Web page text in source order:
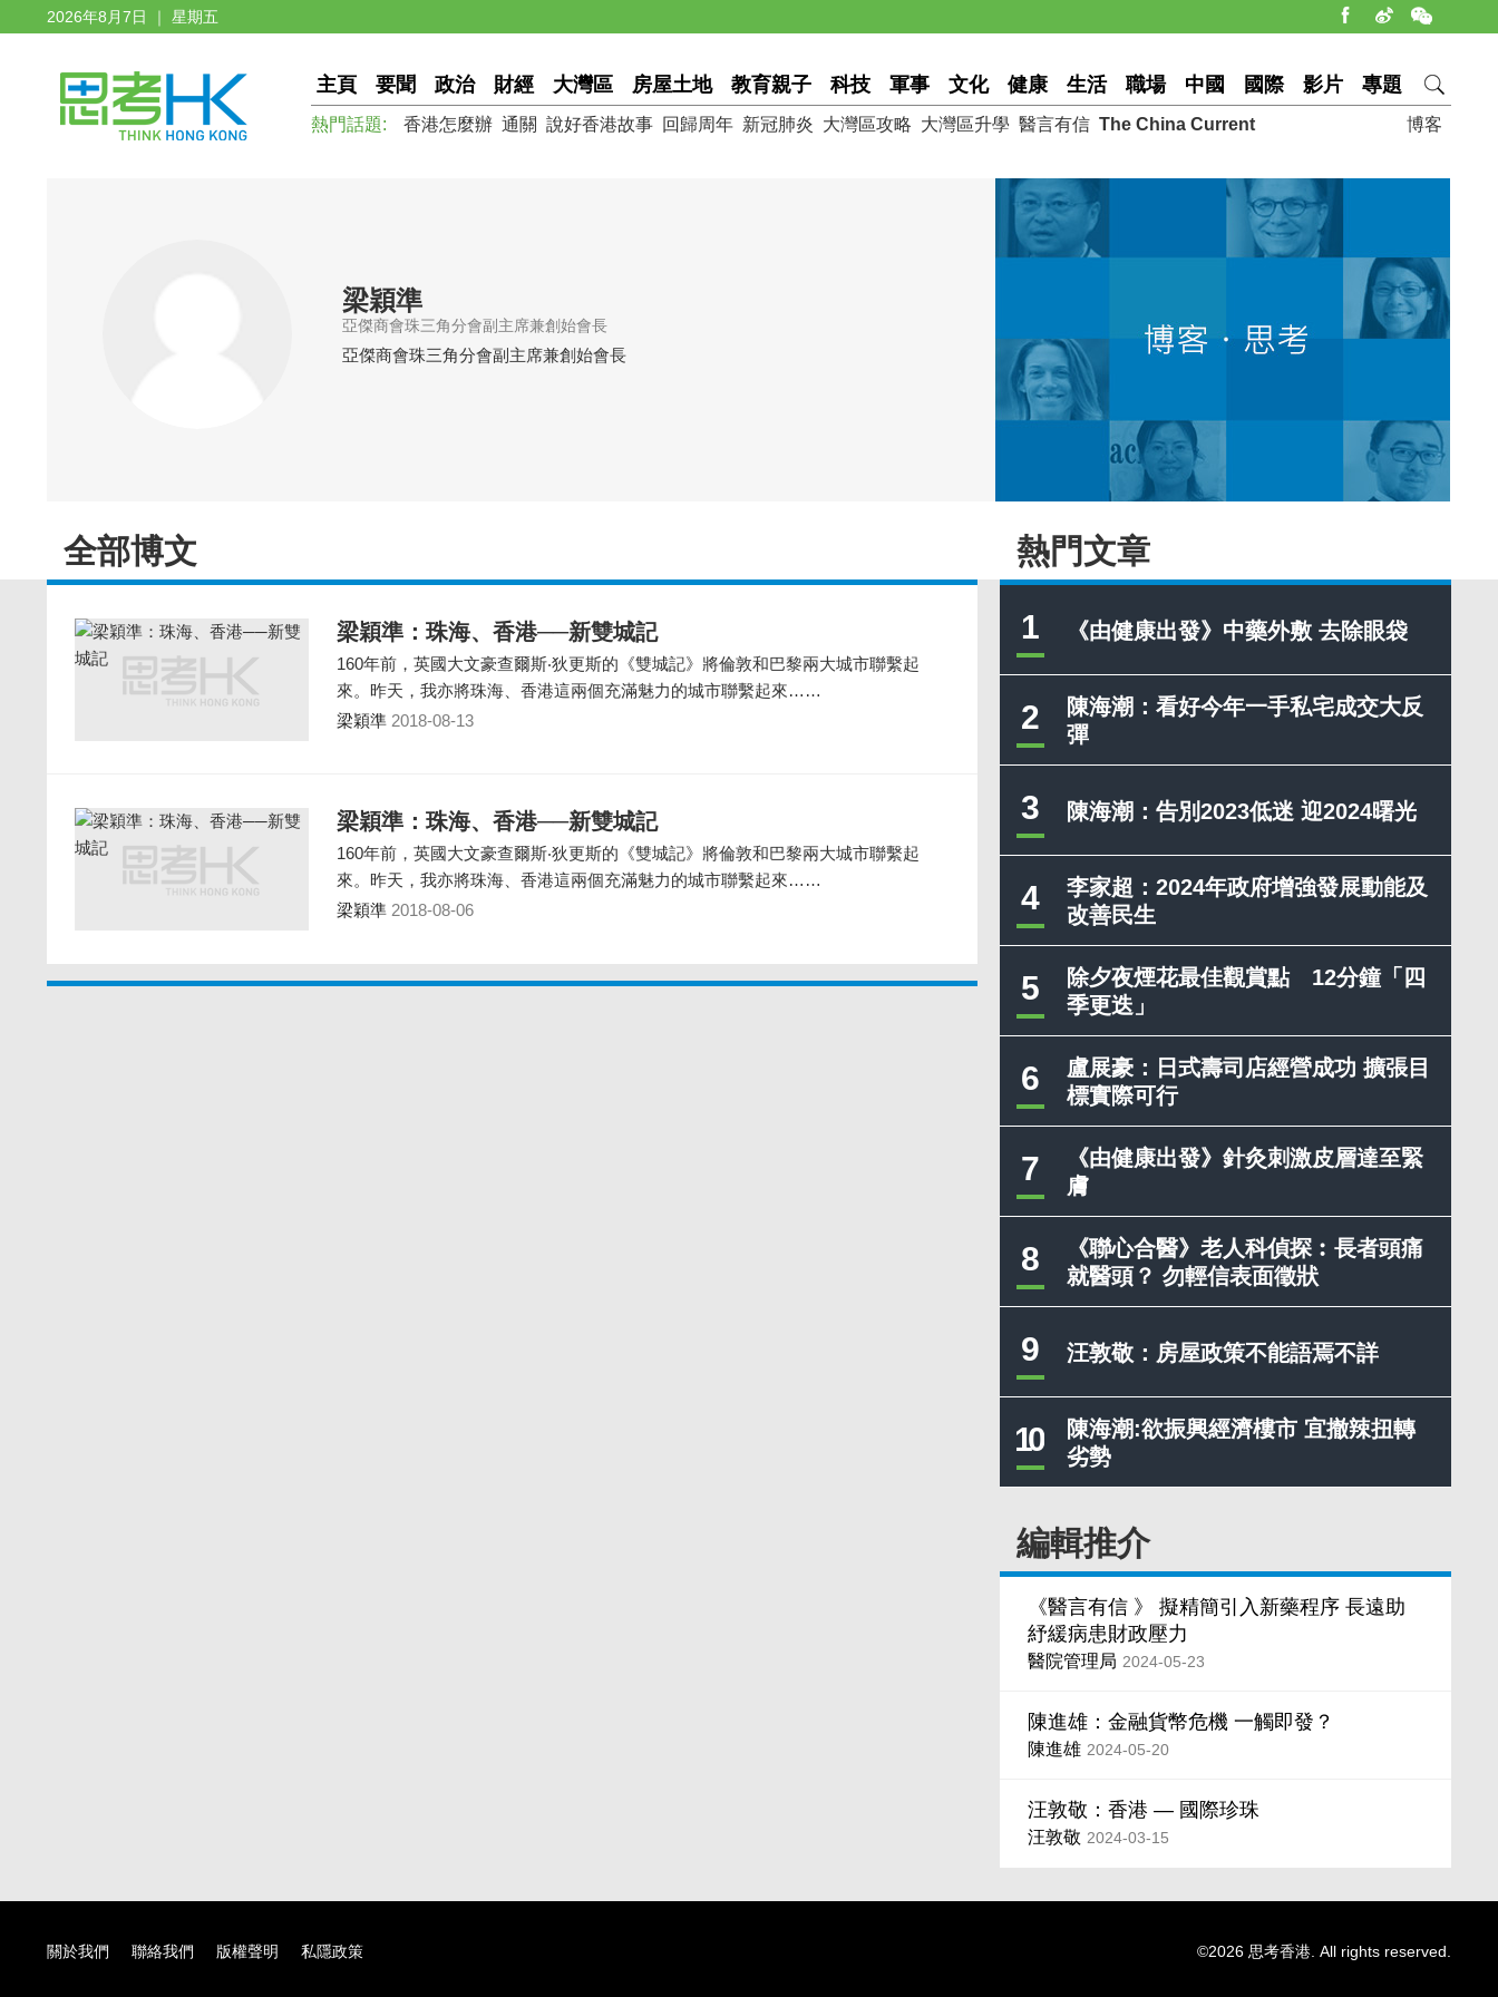
2026年8月7日 ｜ 星期五
主頁 要聞 政治 財經 大灣區 房屋土地 教育親子 科技 軍事 文化 健康 生活 職場 中國 國際 影片 專題
博客
熱門話題: 香港怎麼辦 通關 說好香港故事 回歸周年 新冠肺炎 大灣區攻略 大灣區升學 醫言有信 The China Current
梁穎準
亞傑商會珠三角分會副主席兼創始會長
亞傑商會珠三角分會副主席兼創始會長
熱門文章
1 《由健康出發》中藥外敷 去除眼袋
2
陳海潮：看好今年一手私宅成交大反
彈
3 陳海潮：告別2023低迷 迎2024曙光
4
李家超：2024年政府增強發展動能及
改善民生
5
除夕夜煙花最佳觀賞點 12分鐘「四
季更迭」
6
盧展豪：日式壽司店經營成功 擴張目
標實際可行
7
《由健康出發》針灸刺激皮層達至緊
膚
8
《聯心合醫》老人科偵探︰長者頭痛
就醫頭？ 勿輕信表面徵狀
9 汪敦敬：房屋政策不能語焉不詳
10
陳海潮:欲振興經濟樓市 宜撤辣扭轉
劣勢
編輯推介
《醫言有信 》 擬精簡引入新藥程序 長遠助
紓緩病患財政壓力
醫院管理局 2024-05-23
陳進雄：金融貨幣危機 一觸即發？
陳進雄 2024-05-20
汪敦敬：香港 — 國際珍珠
汪敦敬 2024-03-15
全部博文
梁穎準：珠海、香港──新雙城記
160年前，英國大文豪查爾斯‧狄更斯的《雙城記》將倫敦和巴黎兩大城市聯繫起
來。昨天，我亦將珠海、香港這兩個充滿魅力的城市聯繫起來……
梁穎準 2018-08-13
梁穎準：珠海、香港──新雙城記
160年前，英國大文豪查爾斯‧狄更斯的《雙城記》將倫敦和巴黎兩大城市聯繫起
來。昨天，我亦將珠海、香港這兩個充滿魅力的城市聯繫起來……
梁穎準 2018-08-06
關於我們 聯絡我們 版權聲明 私隱政策 ©2026 思考香港. All rights reserved.